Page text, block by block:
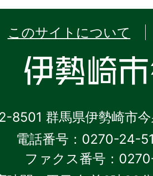
このサイトについて
8501 群馬県伊勢崎市
電話番号：0270-24-
ファクス番号：